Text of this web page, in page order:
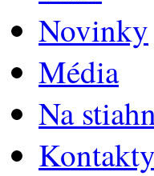
Novinky
Média
Na
Kontakty